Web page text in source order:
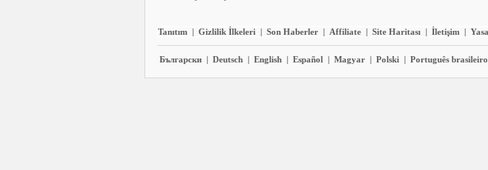
Tanıtım | Gizlilik İlkeleri | Son Haberler | Affiliate | Site Haritası | İletişim |
Български | Deutsch | English | Español | Magyar | Polski | Português brasileiro